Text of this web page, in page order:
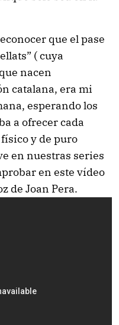
que el pase
( cuya
nacen
catalana, era mi
esperando los
a ofrecer cada
y de puro
en nuestras series
en este vídeo
de Joan Pera.